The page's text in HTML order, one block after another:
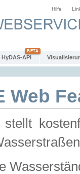
Hilfe
HyDAS-API
Web